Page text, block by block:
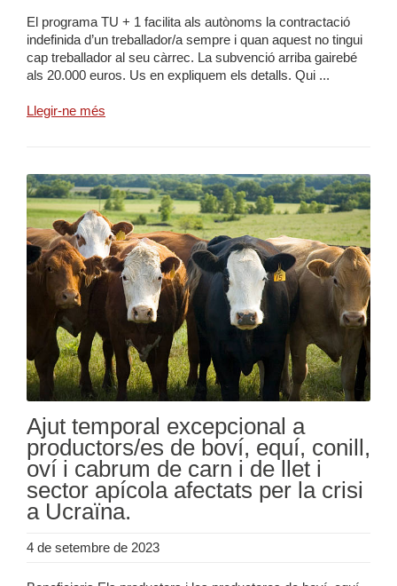
El programa TU + 1 facilita als autònoms la contractació
indefinida d’un treballador/a sempre i quan aquest no tingui
cap treballador al seu càrrec. La subvenció arriba gairebé
als 20.000 euros. Us en expliquem els detalls. Qui ...
Llegir-ne més
Ajut temporal excepcional a
productors/es de boví, equí, conill,
oví i cabrum de carn i de llet i
sector apícola afectats per la crisi
a Ucraïna.
4 de setembre de 2023